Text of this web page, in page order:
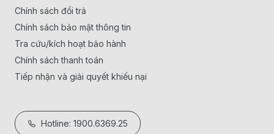
Chính sách đổi trả
Chính sách bảo mật thông tin
Tra cứu/kích hoạt bảo hành
Chính sách thanh toán
Tiếp nhận và giải quyết khiếu nại
Hotline: 1900.6369.25